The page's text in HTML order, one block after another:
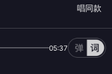
唱同款
05:37